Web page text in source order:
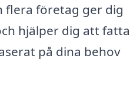
företag ger dig
hjälper dig att fatta
på dina behov